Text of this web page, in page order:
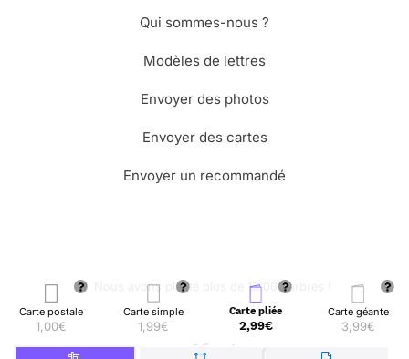
Carte postale
1,00€
Carte simple
1,99€
Carte pliée
2,99€
Carte géante
3,99€
Qui sommes-nous ?
Modèles de lettres
Envoyer des photos
Envoyer des cartes
Envoyer un recommandé
🌳 Nous avons planté plus de 13.000 arbres !